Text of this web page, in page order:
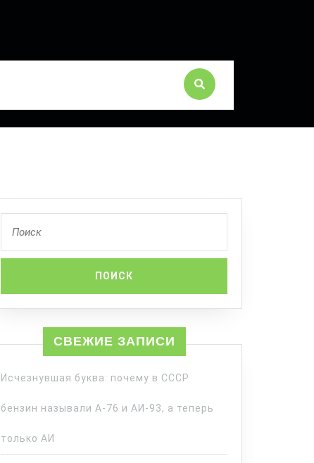
СВЕЖИЕ ЗАПИСИ
Исчезнувшая буква: почему в СССР
бензин называли А-76 и АИ-93, а теперь
только АИ